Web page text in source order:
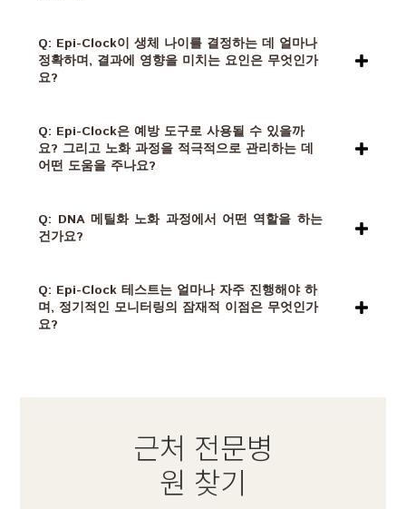
Q: Epi-Clock이 생체 나이를 결정하는 데 얼마나
정확하며, 결과에 영향을 미치는 요인은 무엇인가
요?
Q: Epi-Clock은 예방 도구로 사용될 수 있을까
요? 그리고 노화 과정을 적극적으로 관리하는 데
어떤 도움을 주나요?
Q: DNA 메틸화 노화 과정에서 어떤 역할을 하는
건가요?
Q: Epi-Clock 테스트는 얼마나 자주 진행해야 하
며, 정기적인 모니터링의 잠재적 이점은 무엇인가
요?
근처 전문병
원 찾기